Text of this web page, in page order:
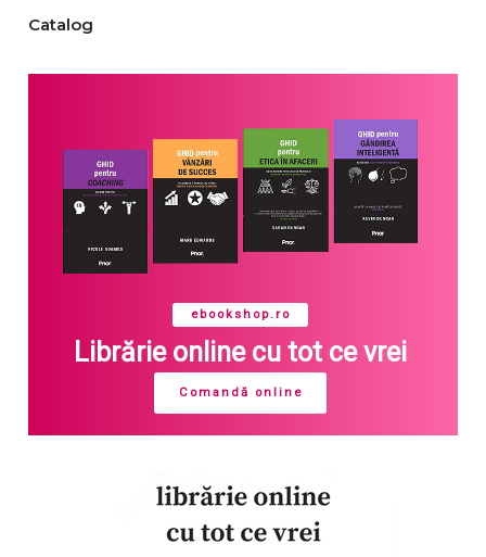
Catalog
ebookshop.ro
Librărie online cu tot ce vrei
Comandă online